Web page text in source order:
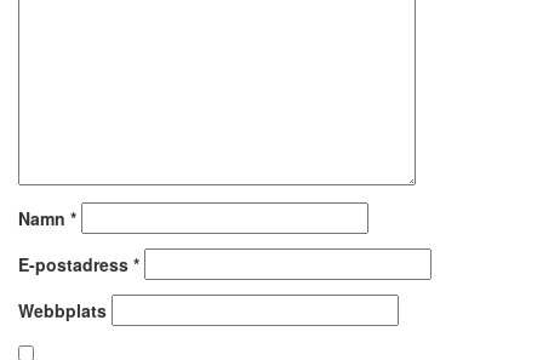
Namn *
E-postadress *
Webbplats